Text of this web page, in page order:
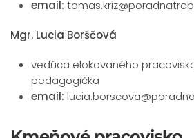
email:
Mgr. Lucia Borščová
vedúca elokovaného
pedagogička
email: